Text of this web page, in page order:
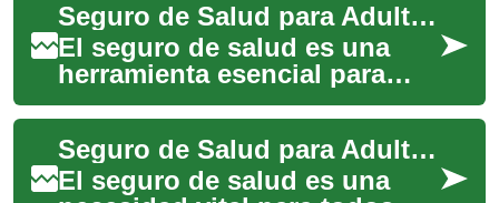
Seguro de Salud para Adultos Mayores: Lo Que Necesitas Saber
El seguro de salud es una
herramienta esencial para
proteger la salud y el
bienestar financiero de las
personas mayor...
Seguro de Salud para Adultos Mayores: Una Guía Completa
El seguro de salud es una